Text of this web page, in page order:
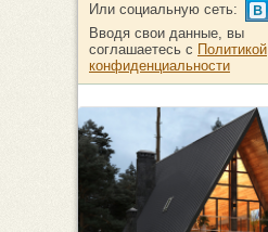
Или социальную сеть:
Вводя свои данные, вы
соглашаетесь с Политикой
конфиденциальности